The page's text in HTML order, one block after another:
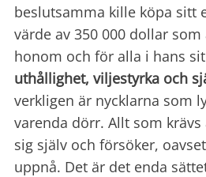
beslutsamma kille köpa sitt
värde av 350 000 dollar
honom och för alla i hans
uthållighet, viljestyrka och
verkligen är nycklarna som
varenda dörr. Allt som
sig själv och försöker,
uppnå. Det är det enda